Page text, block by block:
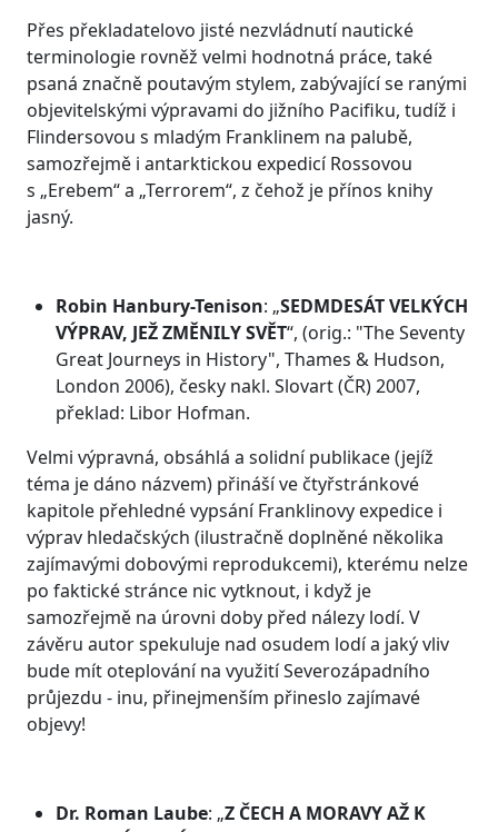
Přes překladatelovo jisté nezvládnutí nautické
terminologie rovněž velmi hodnotná práce, také
psaná značně poutavým stylem, zabývající se ranými
objevitelskými výpravami do jižního Pacifiku, tudíž i
Flindersovou s mladým Franklinem na palubě,
samozřejmě i antarktickou expedicí Rossovou
s „Erebem“ a „Terrorem“, z čehož je přínos knihy
jasný.
Robin Hanbury-Tenison: „SEDMDESÁT VELKÝCH
VÝPRAV, JEŽ ZMĚNILY SVĚT“, (orig.: "The Seventy
Great Journeys in History", Thames & Hudson,
London 2006), česky nakl. Slovart (ČR) 2007,
překlad: Libor Hofman.
Velmi výpravná, obsáhlá a solidní publikace (jejíž
téma je dáno názvem) přináší ve čtyřstránkové
kapitole přehledné vypsání Franklinovy expedice i
výprav hledačských (ilustračně doplněné několika
zajímavými dobovými reprodukcemi), kterému nelze
po faktické stránce nic vytknout, i když je
samozřejmě na úrovni doby před nálezy lodí. V
závěru autor spekuluje nad osudem lodí a jaký vliv
bude mít oteplování na využití Severozápadního
průjezdu - inu, přinejmenším přineslo zajímavé
objevy!
Dr. Roman Laube: „Z ČECH A MORAVY AŽ K